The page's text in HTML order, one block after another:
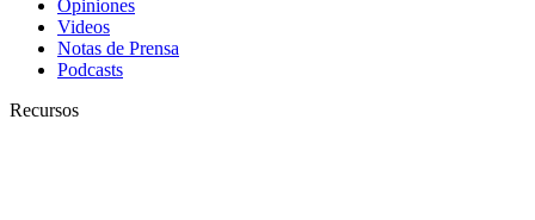
Opiniones
Videos
Notas de Prensa
Podcasts
Recursos